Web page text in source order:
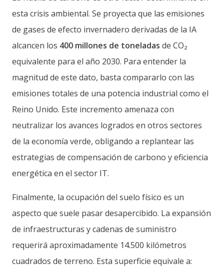
esta crisis ambiental. Se proyecta que las emisiones
de gases de efecto invernadero derivadas de la IA
alcancen los 400 millones de toneladas de CO₂
equivalente para el año 2030. Para entender la
magnitud de este dato, basta compararlo con las
emisiones totales de una potencia industrial como el
Reino Unido. Este incremento amenaza con
neutralizar los avances logrados en otros sectores
de la economía verde, obligando a replantear las
estrategias de compensación de carbono y eficiencia
energética en el sector IT.
Finalmente, la ocupación del suelo físico es un
aspecto que suele pasar desapercibido. La expansión
de infraestructuras y cadenas de suministro
requerirá aproximadamente 14.500 kilómetros
cuadrados de terreno. Esta superficie equivale a: